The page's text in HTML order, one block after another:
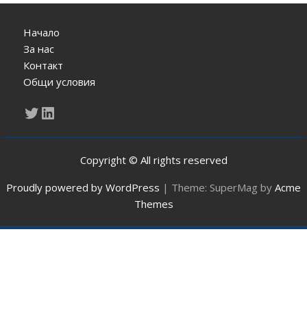
Начало
За нас
Контакт
Общи условия
Twitter
LinkedIn
Copyright © All rights reserved
Proudly powered by WordPress | Theme: SuperMag by Acme
Themes